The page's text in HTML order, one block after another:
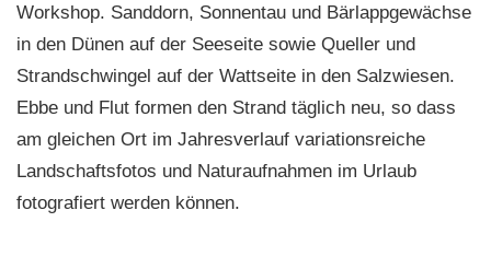
Workshop. Sanddorn, Sonnentau und Bärlappgewächse
in den Dünen auf der Seeseite sowie Queller und
Strandschwingel auf der Wattseite in den Salzwiesen.
Ebbe und Flut formen den Strand täglich neu, so dass
am gleichen Ort im Jahresverlauf variationsreiche
Landschaftsfotos und Naturaufnahmen im Urlaub
fotografiert werden können.